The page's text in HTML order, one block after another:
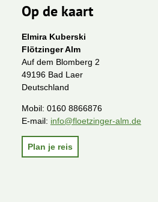
Op de kaart
Elmira Kuberski
Flötzinger Alm
Auf dem Blomberg 2
49196 Bad Laer
Deutschland
Mobil: 0160 8866876
E-mail: info@floetzinger-alm.de
Plan je reis